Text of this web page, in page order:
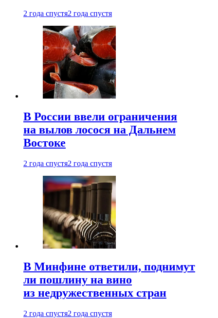
2 года спустя2 года спустя
В России ввели ограничения
на вылов лосося на Дальнем
Востоке
2 года спустя2 года спустя
В Минфине ответили, поднимут
ли пошлину на вино
из недружественных стран
2 года спустя2 года спустя